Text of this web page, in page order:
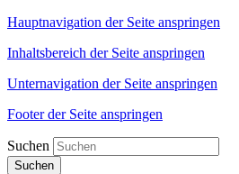
Hauptnavigation der Seite anspringen
Inhaltsbereich der Seite anspringen
Unternavigation der Seite anspringen
Footer der Seite anspringen
Suchen
Suchen